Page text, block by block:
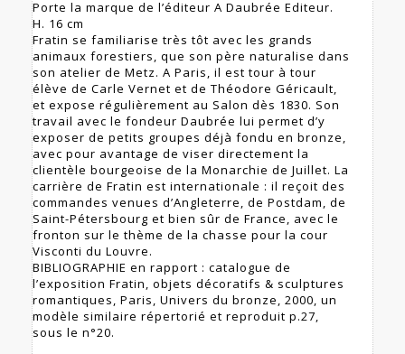
Porte la marque de l’éditeur A Daubrée Editeur.
H. 16 cm
Fratin se familiarise très tôt avec les grands
animaux forestiers, que son père naturalise dans
son atelier de Metz. A Paris, il est tour à tour
élève de Carle Vernet et de Théodore Géricault,
et expose régulièrement au Salon dès 1830. Son
travail avec le fondeur Daubrée lui permet d’y
exposer de petits groupes déjà fondu en bronze,
avec pour avantage de viser directement la
clientèle bourgeoise de la Monarchie de Juillet. La
carrière de Fratin est internationale : il reçoit des
commandes venues d’Angleterre, de Postdam, de
Saint-Pétersbourg et bien sûr de France, avec le
fronton sur le thème de la chasse pour la cour
Visconti du Louvre.
BIBLIOGRAPHIE en rapport : catalogue de
l’exposition Fratin, objets décoratifs & sculptures
romantiques, Paris, Univers du bronze, 2000, un
modèle similaire répertorié et reproduit p.27,
sous le n°20.